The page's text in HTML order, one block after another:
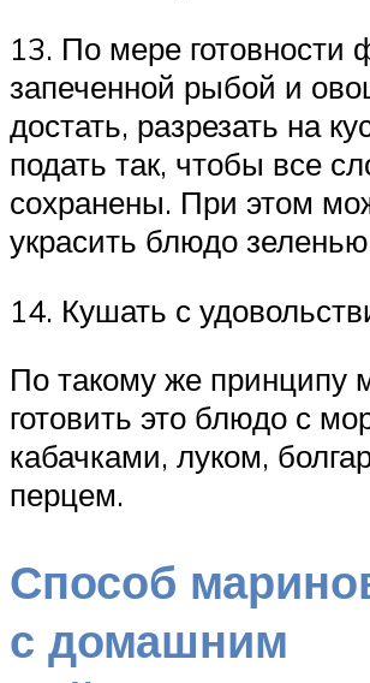
13. По мере готовности
запеченной рыбой и
достать, разрезать на
подать так, чтобы все
сохранены. При этом
украсить блюдо
14. Кушать с
По такому же принципу
готовить это блюдо с
кабачками, луком,
перцем.
Способ
с домашним